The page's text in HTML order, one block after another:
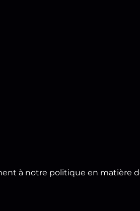
à notre politique en matière